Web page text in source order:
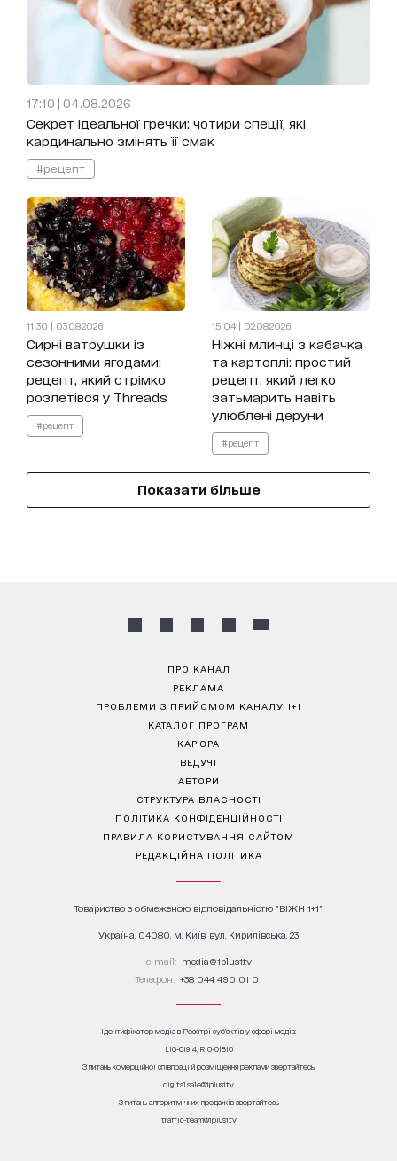
17:10 | 04.08.2026
Секрет ідеальної гречки: чотири спеції, які
кардинально змінять її смак
#рецепт
11:30 | 03.08.2026
Сирні ватрушки із
сезонними ягодами:
рецепт, який стрімко
розлетівся у Threads
#рецепт
15:04 | 02.08.2026
Ніжні млинці з кабачка
та картоплі: простий
рецепт, який легко
затьмарить навіть
улюблені деруни
#рецепт
Показати більше
ПРО КАНАЛ
РЕКЛАМА
ПРОБЛЕМИ З ПРИЙОМОМ КАНАЛУ 1+1
КАТАЛОГ ПРОГРАМ
КАР’ЄРА
ВЕДУЧІ
АВТОРИ
СТРУКТУРА ВЛАСНОСТІ
ПОЛІТИКА КОНФІДЕНЦІЙНОСТІ
ПРАВИЛА КОРИСТУВАННЯ САЙТОМ
РЕДАКЦІЙНА ПОЛІТИКА
Товариство з обмеженою відповідальністю "ВІЖН 1+1"
Україна, 04080, м. Київ, вул. Кирилівська, 23
е-mail: media@1plus1.tv
Телефон: +38 044 490 01 01
Ідентифікатор медіа в Реєстрі суб’єктів у сфері медіа:
L10-01914, R10-01810
З питань комерційної співпраці й розміщення реклами звертайтесь
digital.sale@1plus1.tv
З питань алгоритмічних продажів звертайтесь
traffic-team@1plus1.tv